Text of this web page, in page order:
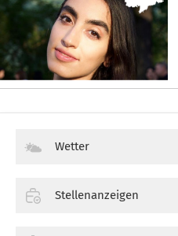
Wetter
Stellenanzeigen